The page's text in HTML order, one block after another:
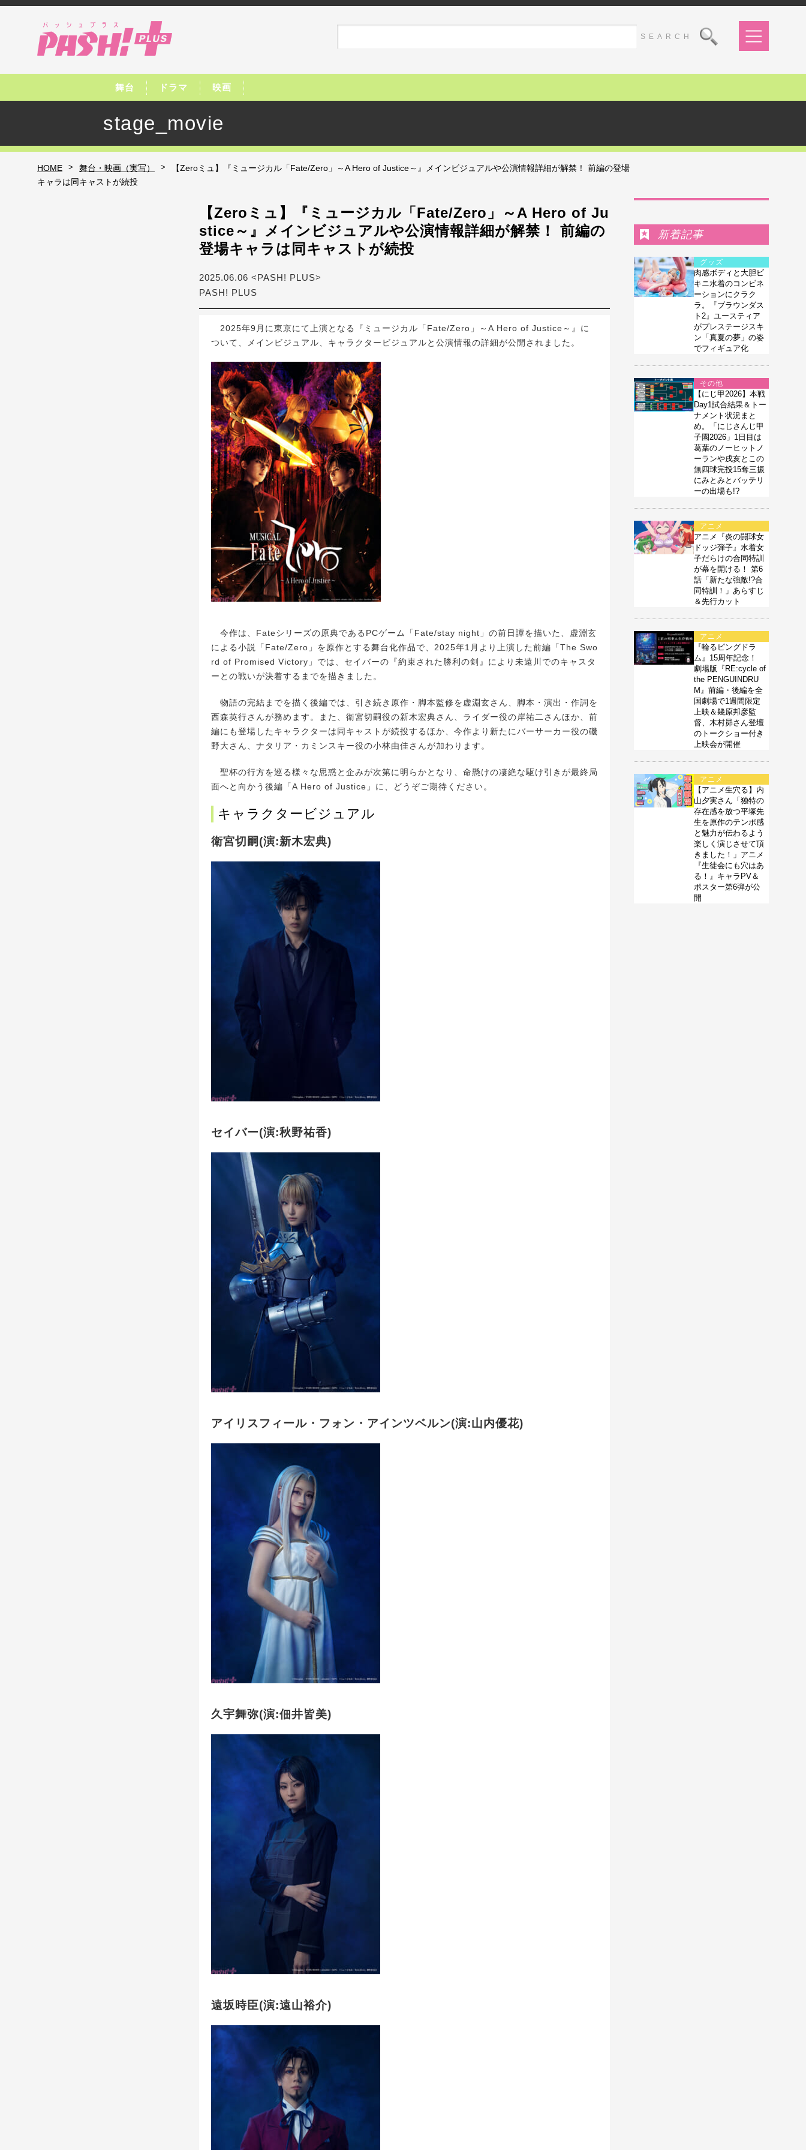
舞台 ドラマ 映画
stage_movie
HOME > 舞台・映画（実写） >
【Zeroミュ】『ミュージカル「Fate/Zero」～A Hero of Justice～』メインビジュアルや公演情報詳細が解禁！ 前編の登場
キャラは同キャストが続投
【Zeroミュ】『ミュージカル「Fate/Zero」～A Hero of Ju
stice～』メインビジュアルや公演情報詳細が解禁！ 前編の
登場キャラは同キャストが続投
2025.06.06 <PASH! PLUS>
PASH! PLUS
2025年9月に東京にて上演となる『ミュージカル「Fate/Zero」～A Hero of Justice～』に
ついて、メインビジュアル、キャラクタービジュアルと公演情報の詳細が公開されました。
今作は、Fateシリーズの原典であるPCゲーム「Fate/stay night」の前日譚を描いた、虚淵玄
による小説「Fate/Zero」を原作とする舞台化作品で、2025年1月より上演した前編「The Swo
rd of Promised Victory」では、セイバーの『約束された勝利の剣』により未遠川でのキャスタ
ーとの戦いが決着するまでを描きました。
物語の完結までを描く後編では、引き続き原作・脚本監修を虚淵玄さん、脚本・演出・作詞を
西森英行さんが務めます。また、衛宮切嗣役の新木宏典さん、ライダー役の岸祐二さんほか、前
編にも登場したキャラクターは同キャストが続投するほか、今作より新たにバーサーカー役の磯
野大さん、ナタリア・カミンスキー役の小林由佳さんが加わります。
聖杯の行方を巡る様々な思惑と企みが次第に明らかとなり、命懸けの凄絶な駆け引きが最終局
面へと向かう後編「A Hero of Justice」に、どうぞご期待ください。
キャラクタービジュアル
衛宮切嗣(演:新木宏典)
セイバー(演:秋野祐香)
アイリスフィール・フォン・アインツベルン(演:山内優花)
久宇舞弥(演:佃井皆美)
遠坂時臣(演:遠山裕介)
新着記事
グッズ
肉感ボディと大胆ビ
キニ水着のコンビネ
ーションにクラク
ラ。『ブラウンダス
ト2』ユースティア
がプレステージスキ
ン「真夏の夢」の姿
でフィギュア化
その他
【にじ甲2026】本戦
Day1試合結果＆トー
ナメント状況まと
め。「にじさんじ甲
子園2026」1日目は
葛葉のノーヒットノ
ーランや戌亥とこの
無四球完投15奪三振
にみとみとバッテリ
ーの出場も!?
アニメ
アニメ『炎の闘球女
ドッジ弾子』水着女
子だらけの合同特訓
が幕を開ける！ 第6
話「新たな強敵!?合
同特訓！」あらすじ
＆先行カット
アニメ
『輪るピングドラ
ム』15周年記念！
劇場版『RE:cycle of
the PENGUINDRU
M』前編・後編を全
国劇場で1週間限定
上映＆幾原邦彦監
督、木村昴さん登壇
のトークショー付き
上映会が開催
アニメ
【アニメ生穴る】内
山夕実さん「独特の
存在感を放つ平塚先
生を原作のテンポ感
と魅力が伝わるよう
楽しく演じさせて頂
きました！」アニメ
『生徒会にも穴はあ
る！』キャラPV＆
ポスター第6弾が公
開